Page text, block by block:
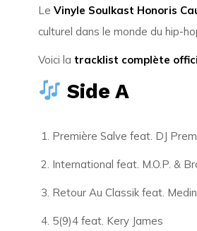
Le Vinyle Soulkast Honoris
culturel dans le monde du hip-
Voici la tracklist complète
Side A
Première Salve feat. DJ
International feat. M.O.P. &
Retour Au Classik feat.
5(9)4 feat. Kery James